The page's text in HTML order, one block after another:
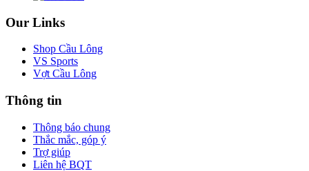
Our Links
Shop Cầu Lông
VS Sports
Vợt Cầu Lông
Thông tin
Thông báo chung
Thắc mắc, góp ý
Trợ giúp
Liên hệ BQT